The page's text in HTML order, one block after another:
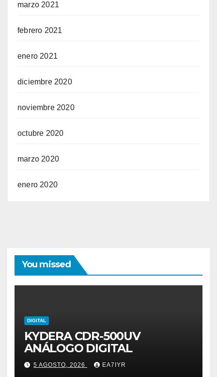
marzo 2021
febrero 2021
enero 2021
diciembre 2020
noviembre 2020
octubre 2020
marzo 2020
enero 2020
You missed
DIGITAL
KYDERA CDR-500UV
ANÁLOGO DIGITAL
5 AGOSTO, 2026 EA7IYR